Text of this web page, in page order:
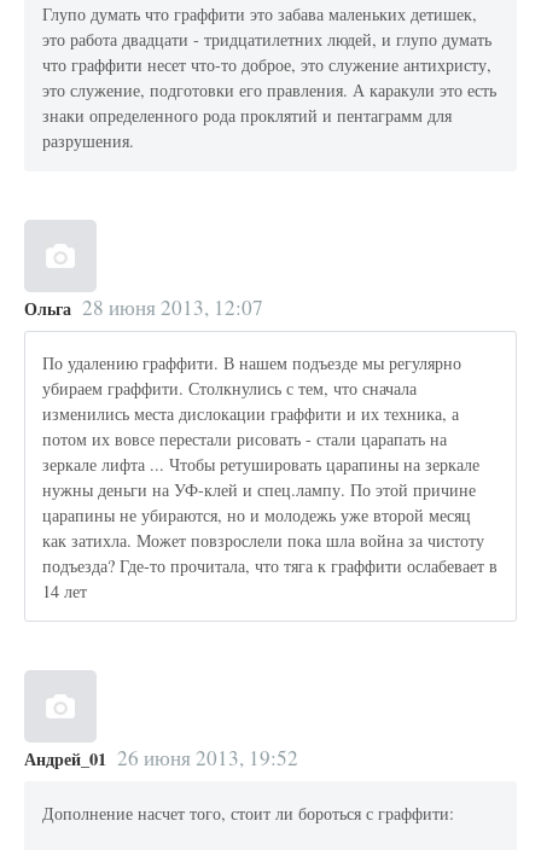
Глупо думать что граффити это забава маленьких детишек,
это работа двадцати - тридцатилетних людей, и глупо думать
что граффити несет что-то доброе, это служение антихристу,
это служение, подготовки его правления. А каракули это есть
знаки определенного рода проклятий и пентаграмм для
разрушения.
Ольга 28 июня 2013, 12:07
По удалению граффити. В нашем подъезде мы регулярно
убираем граффити. Столкнулись с тем, что сначала
изменились места дислокации граффити и их техника, а
потом их вовсе перестали рисовать - стали царапать на
зеркале лифта ... Чтобы ретушировать царапины на зеркале
нужны деньги на УФ-клей и спец.лампу. По этой причине
царапины не убираются, но и молодежь уже второй месяц
как затихла. Может повзрослели пока шла война за чистоту
подъезда? Где-то прочитала, что тяга к граффити ослабевает в
14 лет
Андрей_01 26 июня 2013, 19:52
Дополнение насчет того, стоит ли бороться с граффити: